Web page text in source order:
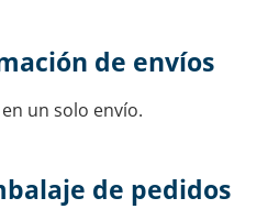
de envíos
un solo envío.
de pedidos